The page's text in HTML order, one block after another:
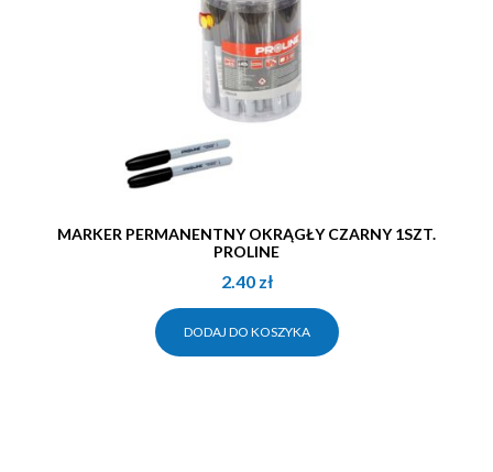
MARKER PERMANENTNY OKRĄGŁY CZARNY 1SZT.
PROLINE
2.40 zł
DODAJ DO KOSZYKA